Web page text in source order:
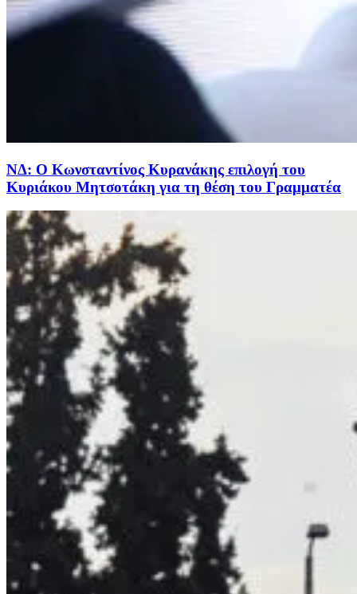
ΝΔ: Ο Κωνσταντίνος Κυρανάκης επιλογή του
Κυριάκου Μητσοτάκη για τη θέση του Γραμματέα